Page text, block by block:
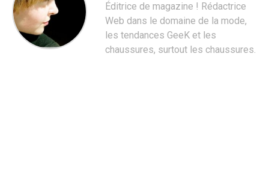
Éditrice de magazine ! Rédactrice
Web dans le domaine de la mode,
les tendances GeeK et les
chaussures, surtout les chaussures.